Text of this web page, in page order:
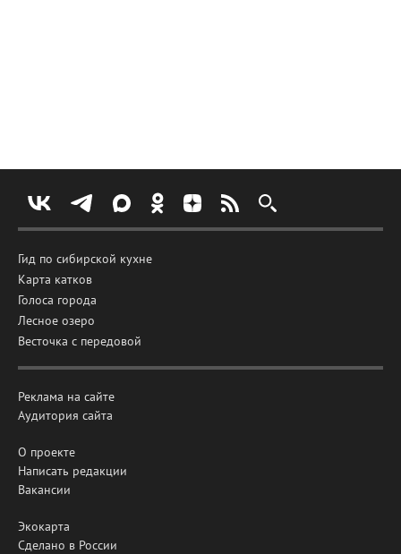
Гид по сибирской кухне
Карта катков
Голоса города
Лесное озеро
Весточка с передовой
Реклама на сайте
Аудитория сайта
О проекте
Написать редакции
Вакансии
Экокарта
Сделано в России